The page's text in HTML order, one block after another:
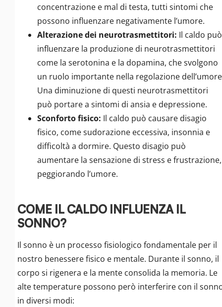
concentrazione e mal di testa, tutti sintomi che
possono influenzare negativamente l’umore.
Alterazione dei neurotrasmettitori: Il caldo può
influenzare la produzione di neurotrasmettitori
come la serotonina e la dopamina, che svolgono
un ruolo importante nella regolazione
Una diminuzione di questi neurotrasmettitori
può portare a sintomi di ansia e depressione.
Sconforto fisico: Il caldo può causare disagio
fisico, come sudorazione eccessiva, insonnia e
difficoltà a dormire. Questo disagio può
aumentare la sensazione di stress e frustrazione,
peggiorando l’umore.
COME IL CALDO INFLUENZA IL
SONNO?
Il sonno è un processo fisiologico fondamentale per il
nostro benessere fisico e mentale. Durante il sonno, il
corpo si rigenera e la mente consolida la memoria. Le
alte temperature possono però interferire con il
in diversi modi: